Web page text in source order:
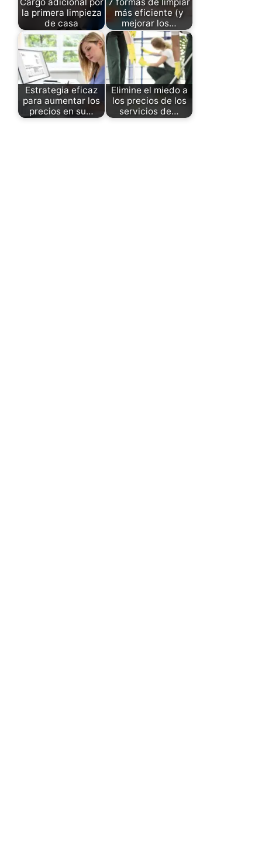
la primera limpieza
de casa
más eficiente (y
mejorar los…
Estrategia eficaz
para aumentar los
precios en su…
Elimine el miedo a
los precios de los
servicios de…